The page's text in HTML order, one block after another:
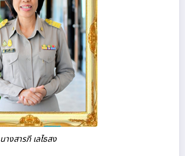
นางสารภี เลไธสง